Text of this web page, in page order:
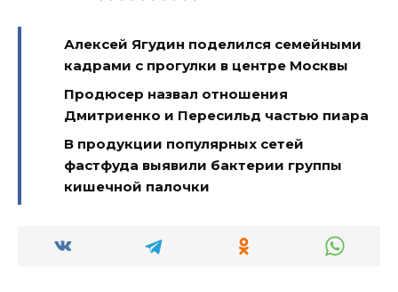
Алексей Ягудин поделился семейными
кадрами с прогулки в центре Москвы
Продюсер назвал отношения
Дмитриенко и Пересильд частью пиара
В продукции популярных сетей
фастфуда выявили бактерии группы
кишечной палочки